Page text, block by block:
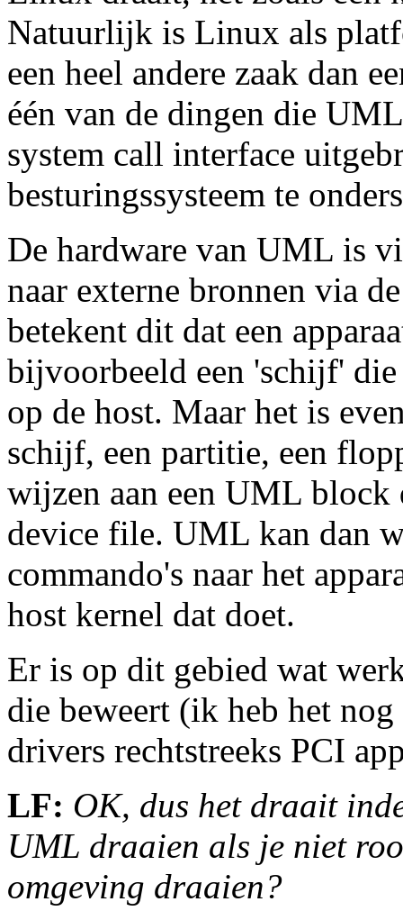
Natuurlijk is Linux als
een heel andere zaak dan
één van de dingen die
system call interface
besturingssysteem te
De hardware van UML is
naar externe bronnen via
betekent dit dat een
bijvoorbeeld een 'schijf'
op de host. Maar het is
schijf, een partitie, een
wijzen aan een UML
device file. UML kan dan
commando's naar het
host kernel dat doet.
Er is op dit gebied wat
die beweert (ik heb het
drivers rechtstreeks PCI
LF: OK, dus het draait
UML draaien als je niet
omgeving draaien?